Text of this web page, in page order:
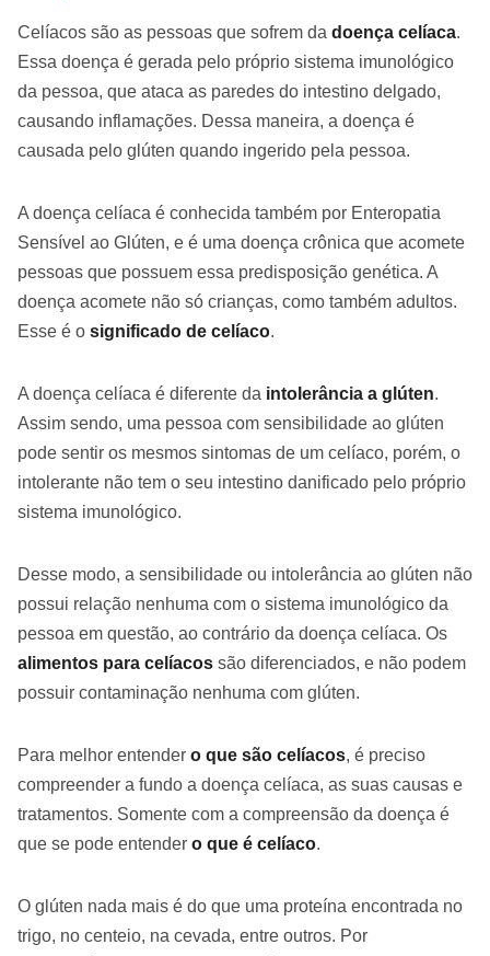
Celíacos são as pessoas que sofrem da doença celíaca.
Essa doença é gerada pelo próprio sistema imunológico
da pessoa, que ataca as paredes do intestino delgado,
causando inflamações. Dessa maneira, a doença é
causada pelo glúten quando ingerido pela pessoa.
A doença celíaca é conhecida também por Enteropatia
Sensível ao Glúten, e é uma doença crônica que acomete
pessoas que possuem essa predisposição genética. A
doença acomete não só crianças, como também adultos.
Esse é o significado de celíaco.
A doença celíaca é diferente da intolerância a glúten.
Assim sendo, uma pessoa com sensibilidade ao glúten
pode sentir os mesmos sintomas de um celíaco, porém, o
intolerante não tem o seu intestino danificado pelo próprio
sistema imunológico.
Desse modo, a sensibilidade ou intolerância ao glúten não
possui relação nenhuma com o sistema imunológico da
pessoa em questão, ao contrário da doença celíaca. Os
alimentos para celíacos são diferenciados, e não podem
possuir contaminação nenhuma com glúten.
Para melhor entender o que são celíacos, é preciso
compreender a fundo a doença celíaca, as suas causas e
tratamentos. Somente com a compreensão da doença é
que se pode entender o que é celíaco.
O glúten nada mais é do que uma proteína encontrada no
trigo, no centeio, na cevada, entre outros. Por